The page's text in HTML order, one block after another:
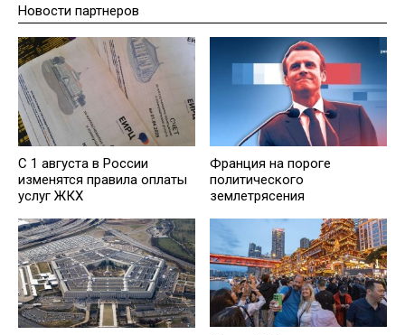
Новости партнеров
С 1 августа в России
изменятся правила оплаты
услуг ЖКХ
Франция на пороге
политического
землетрясения